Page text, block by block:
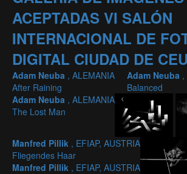
ACEPTADAS VI SALÓN
INTERNACIONAL DE
DIGITAL CIUDAD DE
Adam Neuba , ALEMANIA
After Raining
Adam Neuba ,
Balanced
Adam Neuba , ALEMANIA
The Lost Man
Manfred Pillik , EFIAP, AUSTRIA
Fliegendes Haar
Manfred Pillik , EFIAP, AUSTRIA